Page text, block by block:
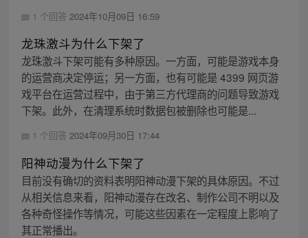
1 个回答 2024年10月09日 16:59
龙珠激斗为什么下架了
龙珠激斗下架可能有多种原因。一方面，可能是游戏本身
的运营商决定停运；另一方面，也有可能是 4399 网页游
戏平台在运营过程中，由于第三方代理商的问题导致游戏
下架。此外，在清理系统时数据包被删除也可能是...
1 个回答 2024年09月30日 17:44
阳神动漫为什么下架了
目前没有确切的资料表明阳神动漫下架的具体原因。不过
从相关信息来看，阳神动漫存在改名、制作公司不明以及
各种奇怪操作等情况，可能这些因素在一定程度上影响了
其正常播出。